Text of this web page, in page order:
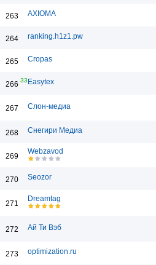
263 AXIOMA
264 ranking.h1z1.pw
265 Cropas
266 33 Easytex
267 Слон-медиа
268 Снегири Медиа
269
Webzavod
270 Seozor
271
Dreamtag
272 Ай Ти Вэб
273 optimization.ru